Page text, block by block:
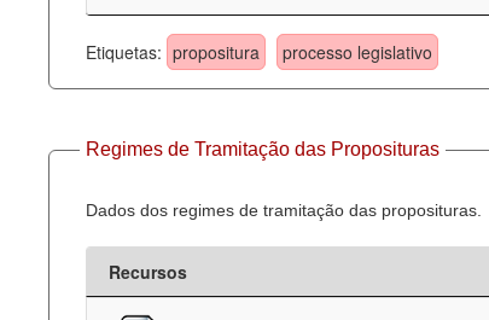
Etiquetas: propositura processo legislativo
Regimes de Tramitação das Proposituras
Dados dos regimes de tramitação das proposituras.
Recursos